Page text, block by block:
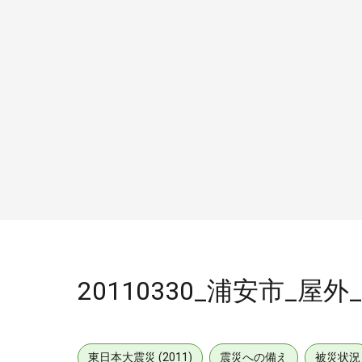
20110330_浦安市_屋外
東日本大震災 (2011) 震災への備え 被災状況